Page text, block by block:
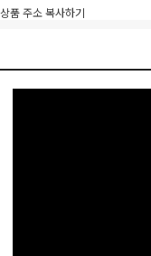
상품 주소 복사하기